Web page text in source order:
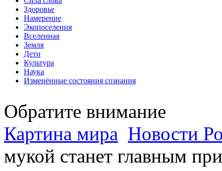
Здоровье
Намерение
Экопоселения
Вселенная
Земля
Дети
Культура
Наука
Изменённые состояния сознания
Обратите внимание
Картина мира Новости
мукой станет главным